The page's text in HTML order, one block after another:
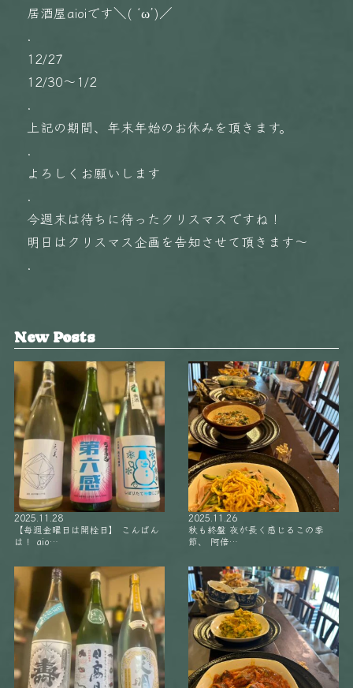
居酒屋aioiです＼( ‘ω’)／
.
12/27
12/30〜1/2
.
上記の期間、年末年始のお休みを頂きます。
.
よろしくお願いします
.
今週末は待ちに待ったクリスマスですね！
明日はクリスマス企画を告知させて頂きます〜
.
New Posts
2025.11.28
【毎週金曜日は開栓日】 こんばん
は！ aio…
2025.11.26
秋も終盤 夜が長く感じるこの季
節、 阿倍…